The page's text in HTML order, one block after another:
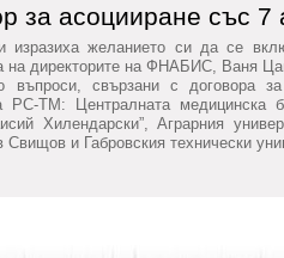
за асоцииране със
изразиха желанието си да се
на директорите на ФНАБИС, Ваня
въпроси, свързани с договора
TМ: Централната медицинска
Хилендарски”, Аграрния
и Габровския технически